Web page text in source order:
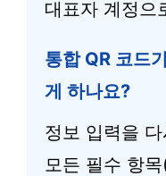
대표자 계정으
통합 QR 코드
게 하나요?
정보 입력을
모든 필수 항